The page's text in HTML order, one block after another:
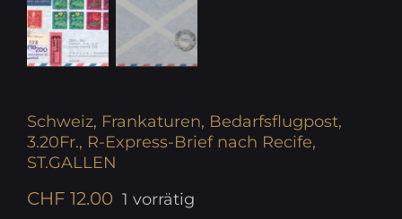
Schweiz, Frankaturen, Bedarfsflugpost,
3.20Fr., R-Express-Brief nach Recife,
ST.GALLEN
CHF 12.00 1 vorrätig